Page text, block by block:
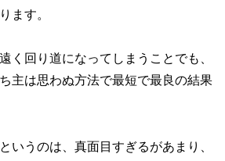
ます。
く回り道になってしまうことでも、
主は思わぬ方法で最短で最良の結果
いうのは、真面目すぎるがあまり、